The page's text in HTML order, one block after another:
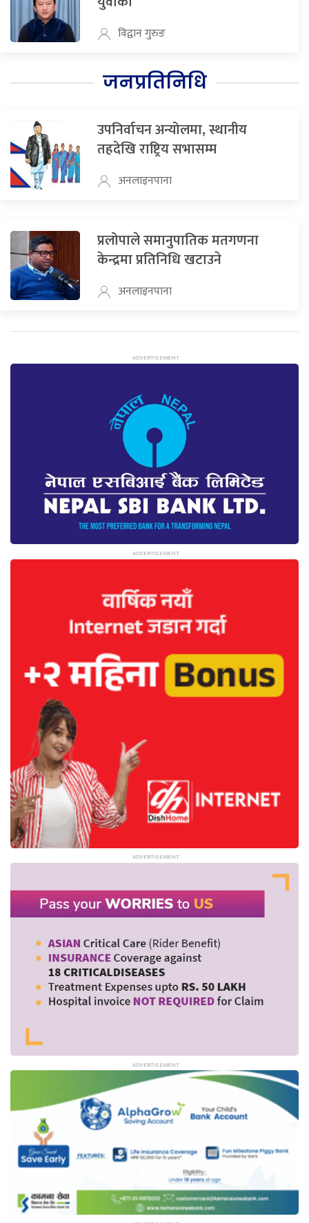
विद्वान गुरुङ
जनप्रतिनिधि
उपनिर्वाचन अन्योलमा, स्थानीय
तहदेखि राष्ट्रिय सभासम्म
अनलाइनपाना
प्रलोपाले समानुपातिक मतगणना
केन्द्रमा प्रतिनिधि खटाउने
अनलाइनपाना